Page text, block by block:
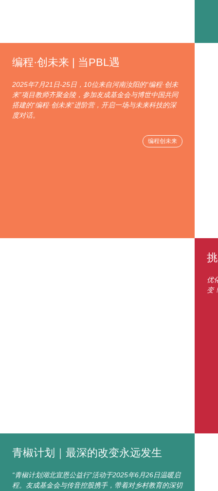
编程·创未来 | 当PBL遇
2025年7月21日-25日，10位来自河南汝阳的“编程·创未
来”项目教师齐聚金陵，参加友成基金会与博世中国共同
搭建的“编程·创未来”进阶营，开启一场与未来科技的深
度对话。
编程创未来
青椒计划｜最深的改变永远发生
“青椒计划湖北宣恩公益行”活动于2025年6月26日温暖启
程。友成基金会与传音控股携手，带着对乡村教育的深切
优
变